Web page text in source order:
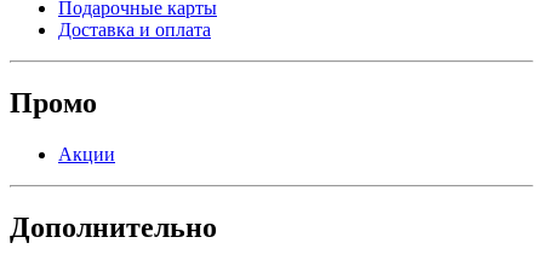
Подарочные карты
Доставка и оплата
Промо
Акции
Дополнительно